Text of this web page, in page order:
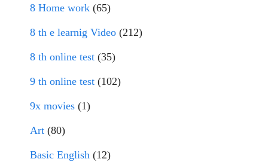
8 Home work (65)
8 th e learnig Video (212)
8 th online test (35)
9 th online test (102)
9x movies (1)
Art (80)
Basic English (12)